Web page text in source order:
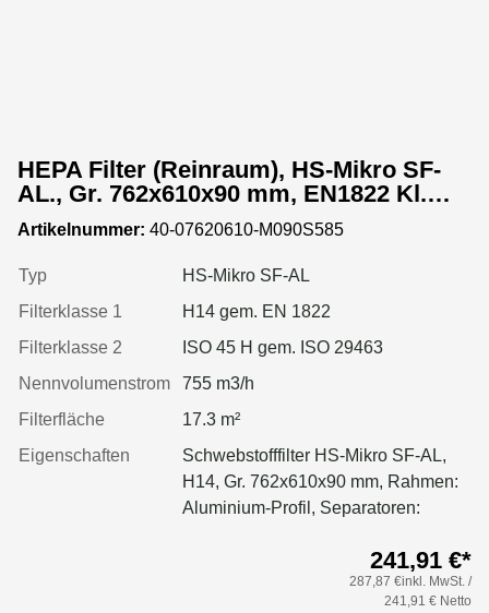
HEPA Filter (Reinraum), HS-Mikro SF-
AL., Gr. 762x610x90 mm, EN1822 Kl.
H14, Rahmen: AL-Profil, Griffschutz:
einseitig, Dichtung: einseitig,
geschäumt
Artikelnummer: 40-07620610-M090S585
Typ
HS-Mikro SF-AL
Filterklasse 1
H14 gem. EN 1822
Filterklasse 2
ISO 45 H gem. ISO 29463
Nennvolumenstrom
755 m3/h
Filterfläche
17.3 m²
Eigenschaften
Schwebstofffilter HS-Mikro SF-AL,
H14, Gr. 762x610x90 mm, Rahmen:
Aluminium-Profil, Separatoren:
Griffschutz: pulverbeschichtet241,91 €*
287,87 €inkl. MwSt. /
241,91 € Netto